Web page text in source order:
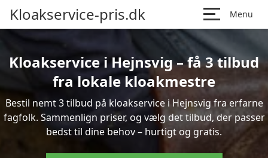
Kloakservice-pris.dk Menu
Kloakservice i Hejnsvig – få 3 tilbud
fra lokale kloakmestre
Bestil nemt 3 tilbud på kloakservice i Hejnsvig fra erfarne
fagfolk. Sammenlign priser, og vælg det tilbud, der passer
bedst til dine behov – hurtigt og gratis.